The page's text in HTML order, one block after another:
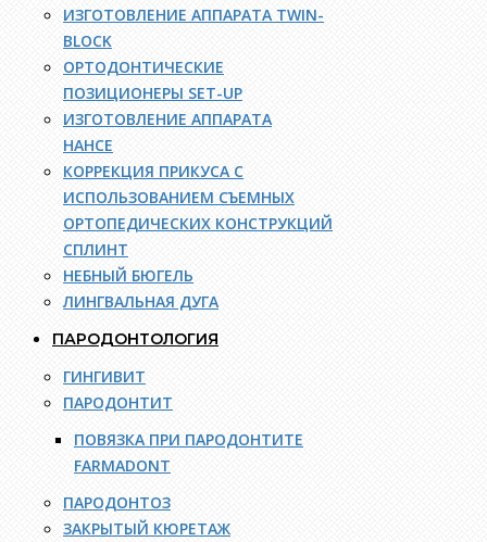
ИЗГОТОВЛЕНИЕ АППАРАТА TWIN-
BLOCK
ОРТОДОНТИЧЕСКИЕ
ПОЗИЦИОНЕРЫ SET-UP
ИЗГОТОВЛЕНИЕ АППАРАТА
НАНСЕ
КОРРЕКЦИЯ ПРИКУСА С
ИСПОЛЬЗОВАНИЕМ СЪЕМНЫХ
ОРТОПЕДИЧЕСКИХ КОНСТРУКЦИЙ
СПЛИНТ
НЕБНЫЙ БЮГЕЛЬ
ЛИНГВАЛЬНАЯ ДУГА
ПАРОДОНТОЛОГИЯ
ГИНГИВИТ
ПАРОДОНТИТ
ПОВЯЗКА ПРИ ПАРОДОНТИТЕ
FARMADONT
ПАРОДОНТОЗ
ЗАКРЫТЫЙ КЮРЕТАЖ